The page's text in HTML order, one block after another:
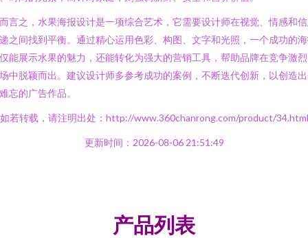
言之，水果海报设计是一项综合艺术，它需要设计师在视觉、情感和
之间找到平衡。通过精心运用色彩、构图、文字和光照，一个成功的
能展示水果的魅力，还能转化为强大的营销工具，帮助品牌在竞争激
中脱颖而出。建议设计师多参考成功的案例，不断迭代创新，以创造
忘的广告作品。
如若转载，请注明出处：http://www.360chanrong.com/product/34.html
更新时间：2026-08-06 21:51:49
产品列表